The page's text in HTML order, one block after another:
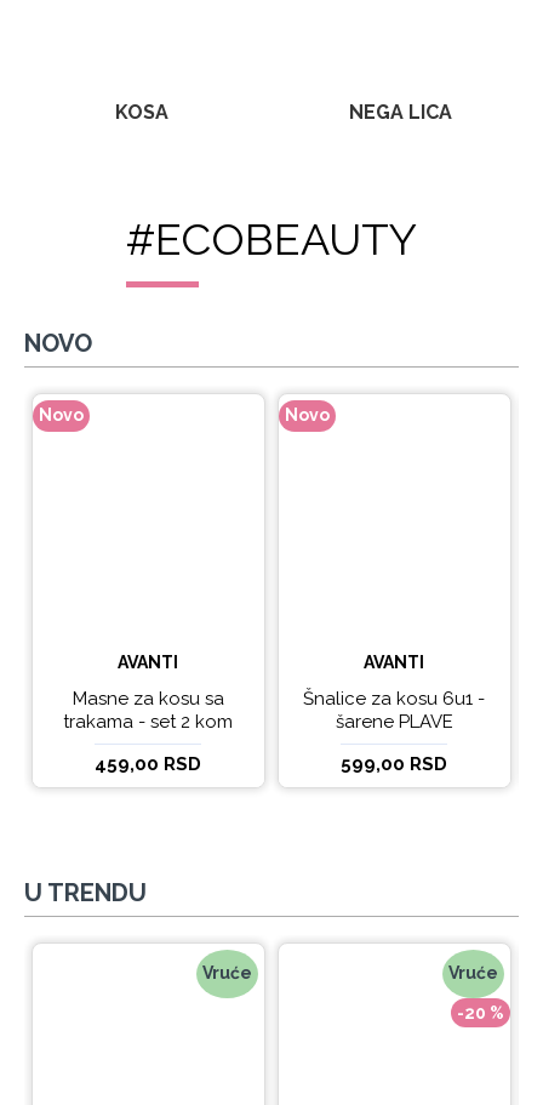
KOSA NEGA LICA
#ECOBEAUTY
NOVO
Novo
AVANTI
Masne za kosu sa
trakama - set 2 kom
459,00 RSD
Novo
AVANTI
Šnalice za kosu 6u1 -
šarene PLAVE
599,00 RSD
U TRENDU
Vruće Vruće
-20 %